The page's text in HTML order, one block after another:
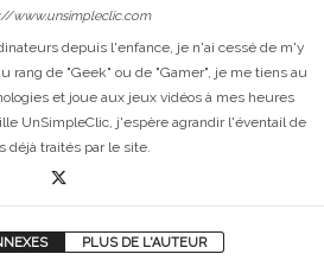
www.unsimpleclic.com
depuis l'enfance, je n'ai cessé de m'y
rang de "Geek" ou de "Gamer", je me tiens au
et joue aux jeux vidéos à mes heures
UnSimpleClic, j'espère agrandir l'éventail de
déjà traités par le site.
PLUS DE L'AUTEUR